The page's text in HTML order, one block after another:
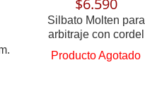
Silbato Molten para
arbitraje con cordel
Producto Agotado